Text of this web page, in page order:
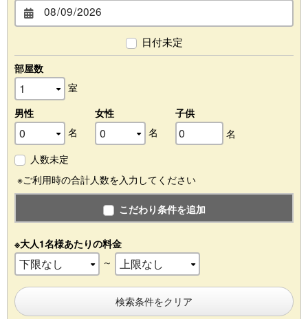
日付未定
部屋数
室
男性
名
女性
名
子供
名
人数未定
※ご利用時の合計人数を入力してください
こだわり条件を追加
※大人1名様あたりの料金
～
検索条件をクリア